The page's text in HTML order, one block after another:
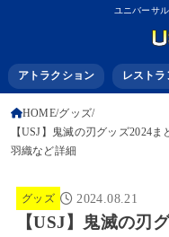
ユニバーサ
アトラクション レストラ
HOME グッズ
【USJ】鬼滅の刃グッズ2024
羽織など詳細
グッズ 2024.08.21
【USJ】鬼滅の刃